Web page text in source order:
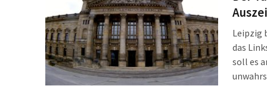
Leipzig
das
soll es